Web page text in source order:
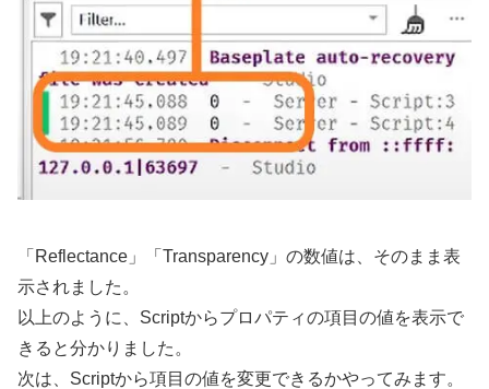
「Reflectance」「Transparency」の数値は、そのまま表
示されました。
以上のように、Scriptからプロパティの項目の値を表示で
きると分かりました。
次は、Scriptから項目の値を変更できるかやってみます。